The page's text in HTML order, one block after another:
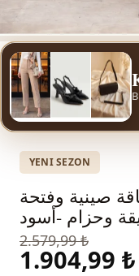
YENI SEZON
صينية وفتحة
وحزام -أسود
2.579,99 ₺
1.904,99 ₺